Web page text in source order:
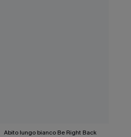
Abito lungo bianco Be Right Back